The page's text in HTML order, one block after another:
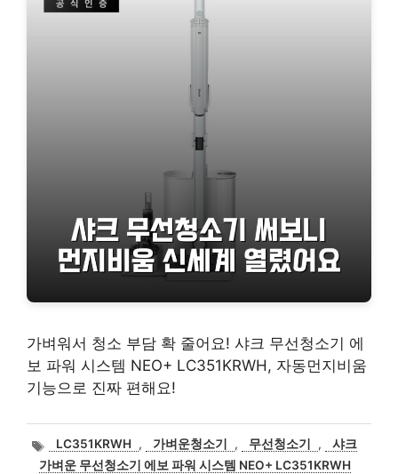
가벼워서 청소 부담 확 줄어요! 샤크 무선청소기 에
보 파워 시스템 NEO+ LC351KRWH, 자동먼지비움
기능으로 진짜 편해요!
태
그
LC351KRWH , 가벼운청소기 , 무선청소기 ,
샤크
가벼운 무선청소기 에보 파워 시스템 NEO+ LC351KRWH